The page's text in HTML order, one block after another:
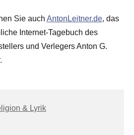
Sie auch AntonLeitner.de, das
Internet-Tagebuch des
und Verlegers Anton G.